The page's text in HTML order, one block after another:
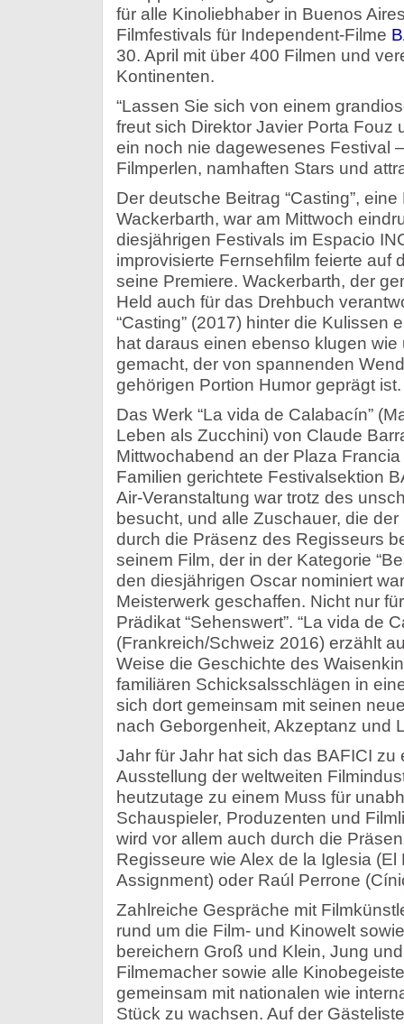
für alle Kinoliebhaber in Buenos
Filmfestivals für Independent-Filme
30. April mit über 400 Filmen und
Kontinenten.
“Lassen Sie sich von einem
freut sich Direktor Javier Porta Fouz
ein noch nie dagewesenes Festival
Filmperlen, namhaften Stars und
Der deutsche Beitrag “Casting”,
Wackerbarth, war am Mittwoch
diesjährigen Festivals im Espacio
improvisierte Fernsehfilm feierte auf
seine Premiere. Wackerbarth, der
Held auch für das Drehbuch
“Casting” (2017) hinter die Kulissen
hat daraus einen ebenso klugen
gemacht, der von spannenden
gehörigen Portion Humor geprägt ist.
Das Werk “La vida de Calabacín”
Leben als Zucchini) von Claude
Mittwochabend an der Plaza
Familien gerichtete Festivalsektion
Air-Veranstaltung war trotz des
besucht, und alle Zuschauer, die
durch die Präsenz des Regisseurs
seinem Film, der in der Kategorie
den diesjährigen Oscar nominiert
Meisterwerk geschaffen. Nicht nur
Prädikat “Sehenswert”. “La vida de
(Frankreich/Schweiz 2016) erzählt
Weise die Geschichte des
familiären Schicksalsschlägen in
sich dort gemeinsam mit seinen
nach Geborgenheit, Akzeptanz und
Jahr für Jahr hat sich das BAFICI zu
Ausstellung der weltweiten
heutzutage zu einem Muss für
Schauspieler, Produzenten und
wird vor allem auch durch die
Regisseure wie Alex de la Iglesia (El
Assignment) oder Raúl Perrone
Zahlreiche Gespräche mit
rund um die Film- und Kinowelt
bereichern Groß und Klein, Jung
Filmemacher sowie alle
gemeinsam mit nationalen wie
Stück zu wachsen. Auf der